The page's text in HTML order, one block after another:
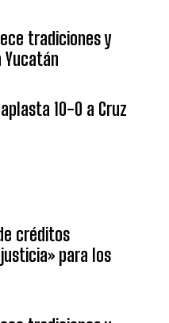
tradiciones y
10-0 a Cruz
créditos
para los